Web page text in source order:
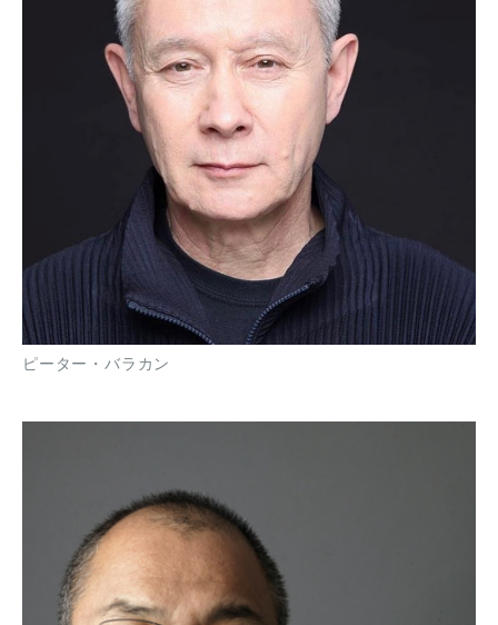
ピーター・バラカン